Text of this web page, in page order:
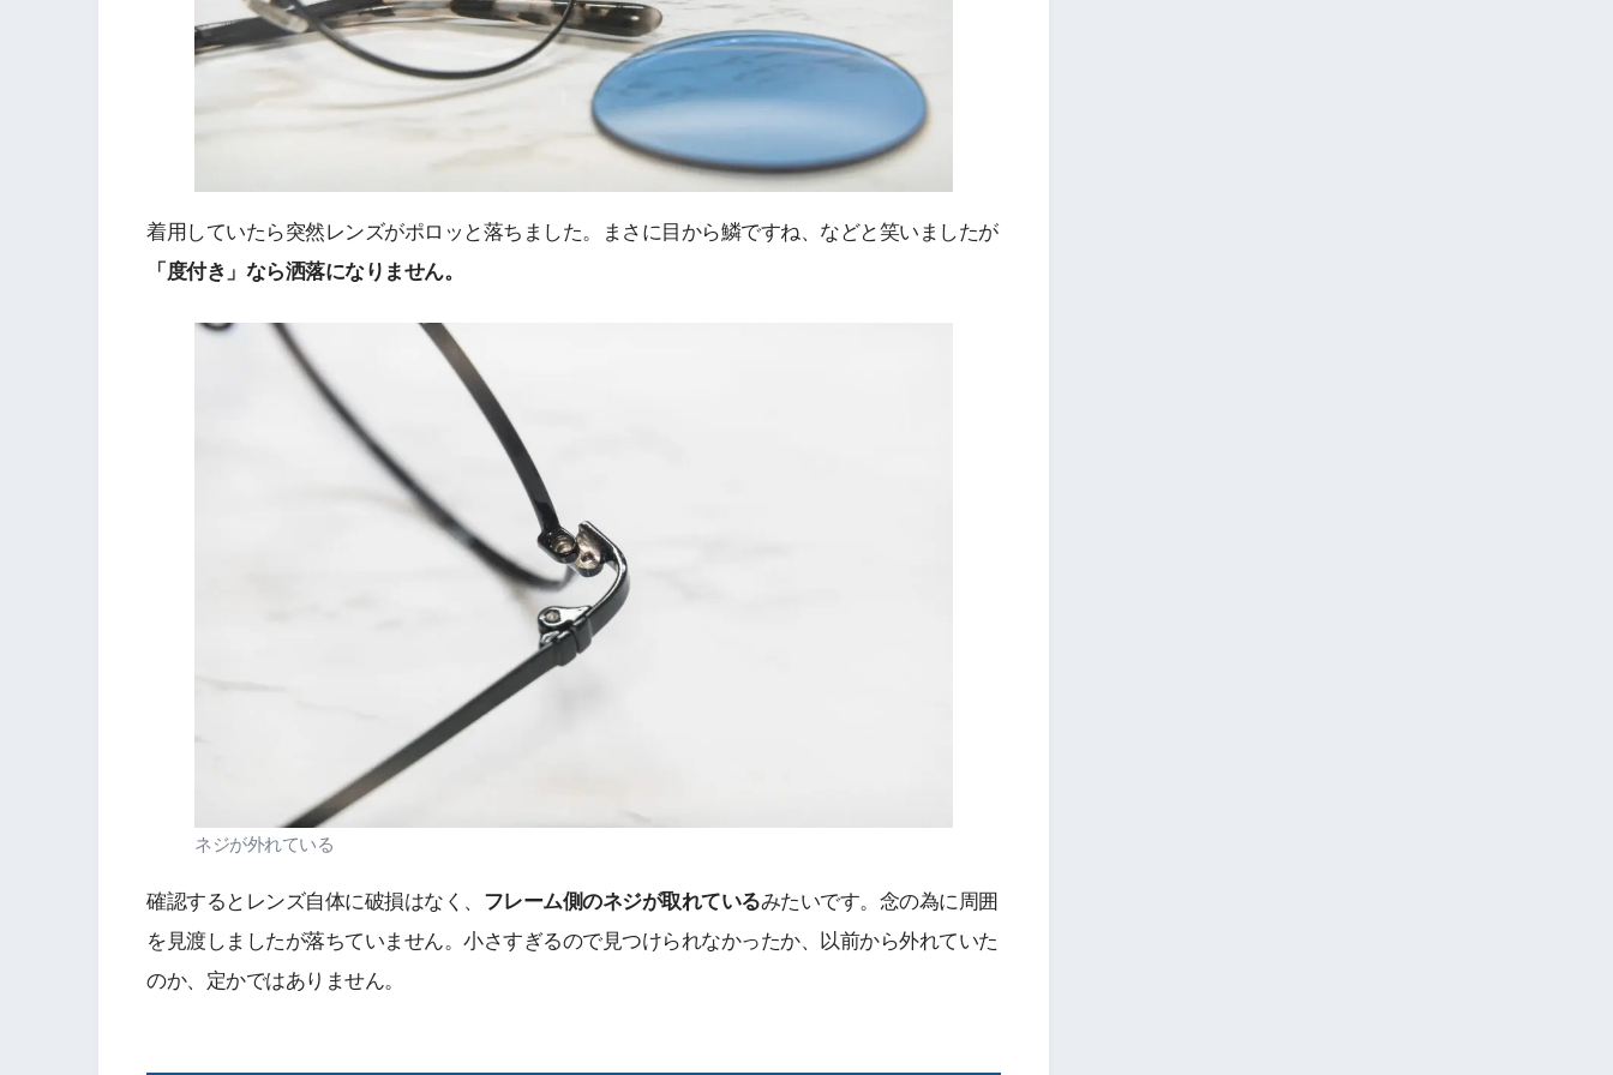
着用していたら突然レンズがポロッと落ちました。まさに目から鱗ですね、などと笑いましたが
「度付き」なら洒落になりません。
ネジが外れている
確認するとレンズ自体に破損はなく、 フレーム側のネジが取れているみたいです。念の為に周囲
を見渡しましたが落ちていません。小さすぎるので見つけられなかったか、以前から外れていた
のか、定かではありません。